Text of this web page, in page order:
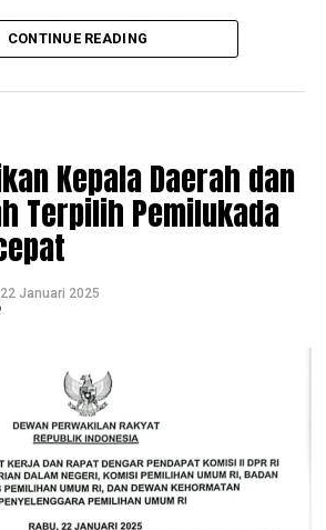
ekosistem kita, Ibu Mega juga
Penanggulangan Bencana terus
sebagaimana terjadi di
dan Sumatera Barat serta
ujar Hasto.
Perjuangan lewat organisasi sayap
kini juga tengah aktif
masyarakat terdampak bencana
afiliasi politiknya. Semua itu,
oleh nilai-nilai kemanusiaan.
yang jadi pemicu bencana alam di
Indonesia saat ini, terkhusus di Pulau
itu Ketua Umum PDI Perjuangan
semua masyarakat bersama-sama
lingkungan, yang tak lain
manusia itu sendiri.
CONTINUE READING
Kepala Daerah dan
Terpilih Pemilukada
22 Januari 2025